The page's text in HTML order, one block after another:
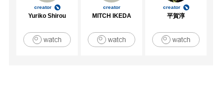
creator
Yuriko Shirou
creator
MITCH IKEDA
creator
平賀淳